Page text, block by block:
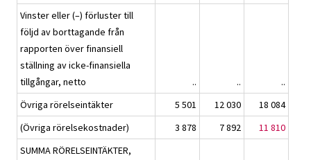
Vinster eller (–) förluster till
följd av borttagande från
rapporten över finansiell
ställning av icke-finansiella
tillgångar, netto
.. ..
..
Övriga rörelseintäkter
5 501 12 030
18 084
(Övriga rörelsekostnader)
3 878 7 892
11 810
SUMMA RÖRELSEINTÄKTER,